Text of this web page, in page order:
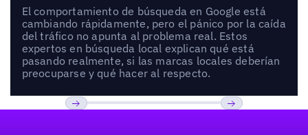
El comportamiento de búsqueda en Google está
cambiando rápidamente, pero el pánico por la caída
del tráfico no apunta al problema real. Estos
expertos en búsqueda local explican qué está
pasando realmente, si las marcas locales deberían
preocuparse y qué hacer al respecto.